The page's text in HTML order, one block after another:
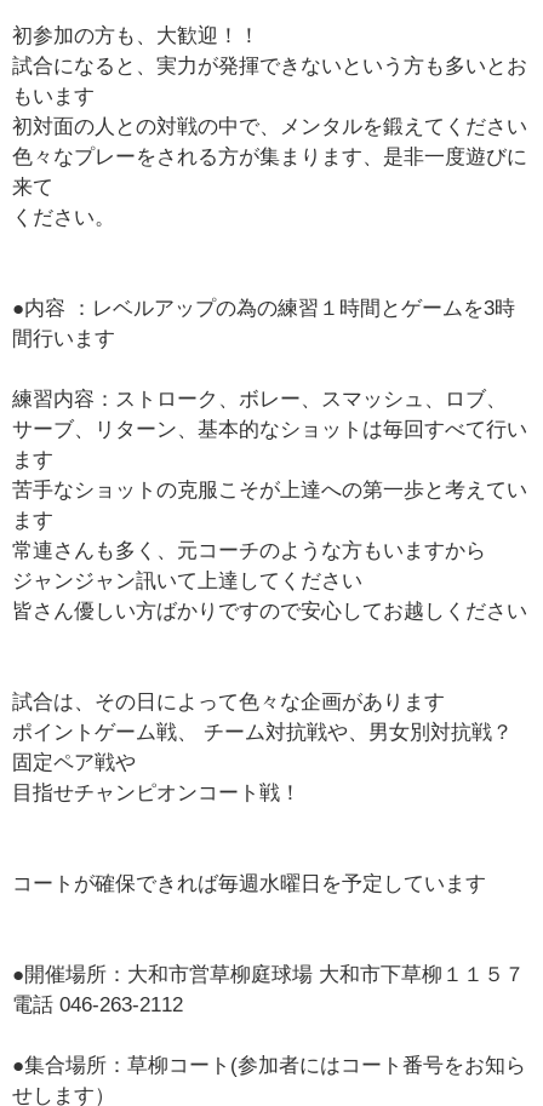
初参加の方も、大歓迎！！
試合になると、実力が発揮できないという方も多いとお
もいます
初対面の人との対戦の中で、メンタルを鍛えてください
色々なプレーをされる方が集まります、是非一度遊びに
来て
ください。
●内容 ：レベルアップの為の練習１時間とゲームを3時
間行います
練習内容：ストローク、ボレー、スマッシュ、ロブ、
サーブ、リターン、基本的なショットは毎回すべて行い
ます
苦手なショットの克服こそが上達への第一歩と考えてい
ます
常連さんも多く、元コーチのような方もいますから
ジャンジャン訊いて上達してください
皆さん優しい方ばかりですので安心してお越しください
試合は、その日によって色々な企画があります
ポイントゲーム戦、 チーム対抗戦や、男女別対抗戦？
固定ペア戦や
目指せチャンピオンコート戦！
コートが確保できれば毎週水曜日を予定しています
●開催場所：大和市営草柳庭球場 大和市下草柳１１５７
電話 046-263-2112
●集合場所：草柳コート(参加者にはコート番号をお知ら
せします）